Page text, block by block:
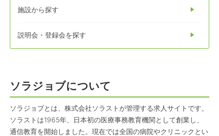
施設から探す
説明会・登録会を探す
ソラジョブについて
ソラジョブとは、株式会社ソラストが管理する求人サイトです。
ソラストは1965年、日本初の医療事務教育機関として創業し、
通信教育を開始しました。現在では全国の病院やクリニックとい